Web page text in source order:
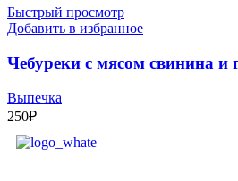
Быстрый просмотр
Добавить в избранное
Чебуреки с мясом свинина и
Выпечка
250₽